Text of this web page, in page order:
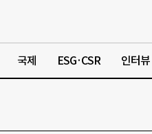
국제 ESG·CSR 인터뷰